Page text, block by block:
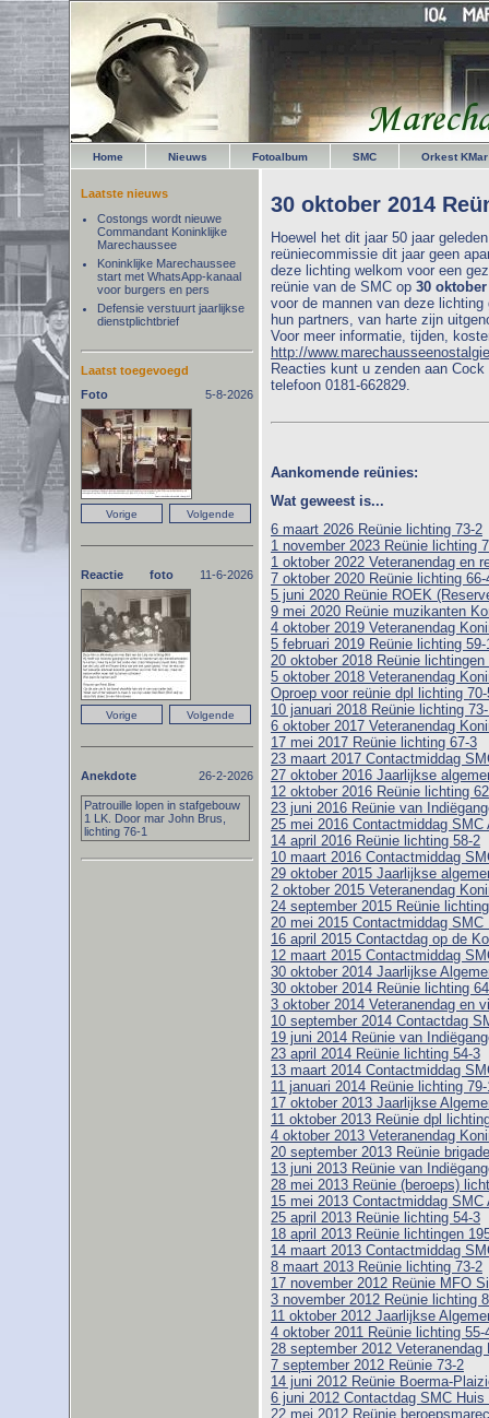
Home Nieuws Fotoalbum SMC Orkest KMar
30 oktober 2014
Hoewel het dit jaar 50 jaar
reüniecommissie dit jaar geen
deze lichting welkom voor een
reünie van de SMC op 30 oktober
voor de mannen van deze
hun partners, van harte zijn
Voor meer informatie, tijden,
http://
Reacties kunt u zenden aan
telefoon 0181-662829.
Aankomende reünies:
Wat geweest is...
6 maart 2026 Reünie lichting 73-2
1 november 2023 Reünie lichting
1 oktober 2022 Veteranendag en
7 oktober 2020 Reünie lichting 66-
5 juni 2020 Reünie ROEK
9 mei 2020 Reünie muzikanten
4 oktober 2019 Veteranendag
5 februari 2019 Reünie lichting 59-
20 oktober 2018 Reünie
5 oktober 2018 Veteranendag
Oproep voor reünie dpl lichting
10 januari 2018 Reünie lichting
6 oktober 2017 Veteranendag
17 mei 2017 Reünie lichting 67-3
23 maart 2017 Contactmiddag
27 oktober 2016 Jaarlijkse
12 oktober 2016 Reünie lichting
23 juni 2016 Reünie van
25 mei 2016 Contactmiddag
14 april 2016 Reünie lichting 58-2
10 maart 2016 Contactmiddag
29 oktober 2015 Jaarlijkse
2 oktober 2015 Veteranendag
24 september 2015 Reünie
20 mei 2015 Contactmiddag SMC
16 april 2015 Contactdag op de
12 maart 2015 Contactmiddag
30 oktober 2014 Jaarlijkse
30 oktober 2014 Reünie lichting
3 oktober 2014 Veteranendag en
10 september 2014 Contactdag
19 juni 2014 Reünie van
23 april 2014 Reünie lichting 54-3
13 maart 2014 Contactmiddag
11 januari 2014 Reünie lichting
17 oktober 2013 Jaarlijkse
11 oktober 2013 Reünie dpl
4 oktober 2013 Veteranendag
20 september 2013 Reünie
13 juni 2013 Reünie van
28 mei 2013 Reünie (beroeps)
15 mei 2013 Contactmiddag
25 april 2013 Reünie lichting 54-3
18 april 2013 Reünie lichtingen
14 maart 2013 Contactmiddag
8 maart 2013 Reünie lichting 73-2
17 november 2012 Reünie MFO
3 november 2012 Reünie lichting
11 oktober 2012 Jaarlijkse
4 oktober 2011 Reünie lichting 55-
28 september 2012
7 september 2012 Reünie 73-2
14 juni 2012 Reünie Boerma-
6 juni 2012 Contactdag SMC Huis
22 mei 2012 Reünie
Laatste nieuws
Costongs wordt nieuwe
Commandant Koninklijke
Marechaussee
Koninklijke Marechaussee
start met WhatsApp-kanaal
voor burgers en pers
Defensie verstuurt jaarlijkse
dienstplichtbrief
Laatst toegevoegd
Foto
5-8-2026
Reactie foto 11-6-2026
Anekdote 26-2-2026
Patrouille lopen in stafgebouw
1 LK. Door mar John Brus,
lichting 76-1